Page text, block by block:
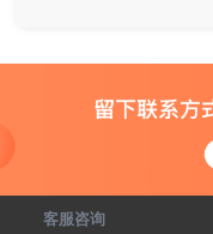
客服咨询